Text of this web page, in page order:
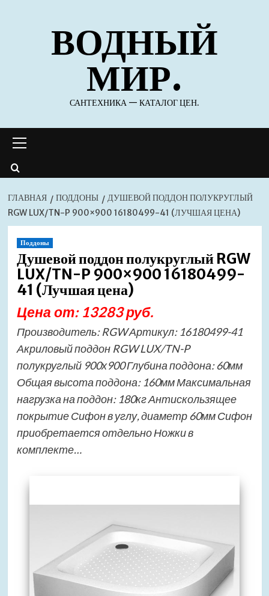
содержимомуВОДНЫЙ
МИР.
САНТЕХНИКА — КАТАЛОГ ЦЕН.
меню
ГЛАВНАЯ ПОДДОНЫ
ДУШЕВОЙ ПОДДОН ПОЛУКРУГЛЫЙ
RGW LUX/TN-P 900×900 16180499-41 (ЛУЧШАЯ ЦЕНА)
Поддоны
Душевой поддон полукруглый RGW
LUX/TN-P 900×900 16180499-
41 (Лучшая цена)
Цена от: 13283 руб.
Производитель: RGW Артикул: 16180499-41
Акриловый поддон RGW LUX/TN-P
полукруглый 900х900 Глубина поддона: 60мм
Общая высота поддона: 160мм Максимальная
нагрузка на поддон: 180кг Антискользящее
покрытие Сифон в углу, диаметр 60мм Сифон
приобретается отдельно Ножки в
комплекте…